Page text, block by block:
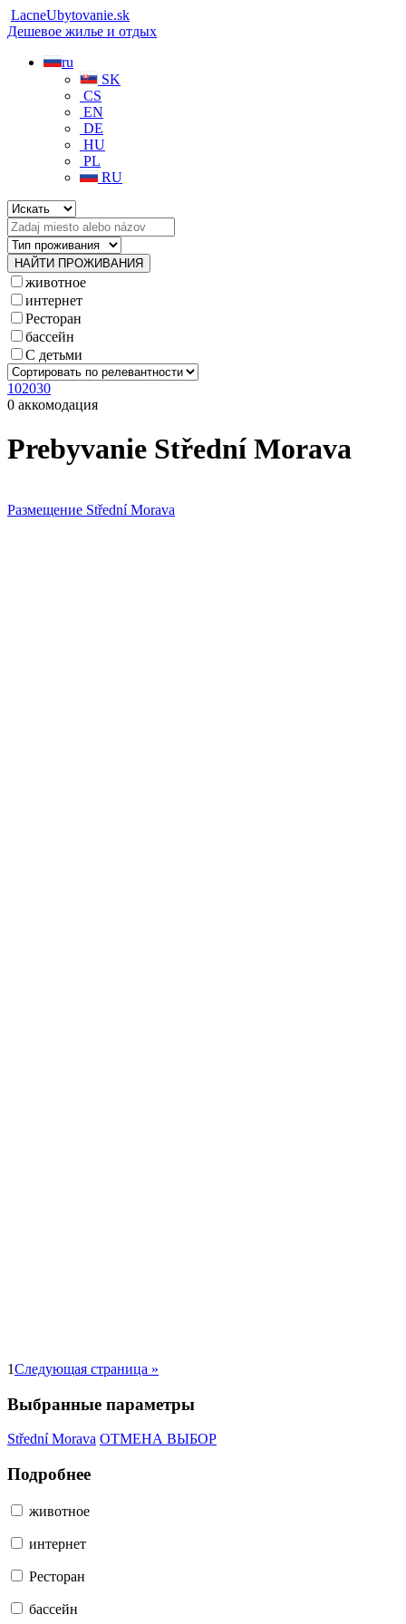
LacneUbytovanie.sk
Дешевое жилье и отдых
ru
SK
CS
EN
DE
HU
PL
RU
животное
интернет
Pесторан
бассейн
С детьми
102030
0 аккомодация
Prebyvanie Střední Morava
Размещение Střední Morava
1Следующая страница »
Выбранные параметры
Střední Morava ОТМЕНА ВЫБОР
Подробнее
животное
интернет
Pесторан
бассейн